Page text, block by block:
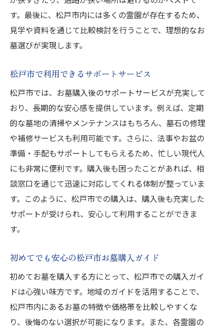
す。最後に、松戸市内には多くの霊園が存在するため、
見学や資料を通じて比較検討を行うことで、理想的なお
墓選びが実現します。
松戸市で利用できるサポートサービス
松戸市では、お墓購入後のサポートサービスが充実して
おり、長期的な安心感を提供しています。例えば、定期
的な墓地の清掃やメンテナンスはもちろん、墓石の修理
や補修サービスも利用可能です。さらに、法事やお盆の
準備・手配もサポートしてもらえるため、忙しい現代人
にも非常に便利です。購入後も困ったことがあれば、相
談窓口を通じて迅速に対応してくれる体制が整っていま
す。このように、松戸市での購入は、購入後も充実した
サポートが受けられ、安心して利用することができま
す。
初めてでも安心の松戸市お墓購入ガイド
初めてお墓を購入する方にとって、松戸市での購入ガイ
ドは心強い味方です。地域のガイドを活用することで、
松戸市内にあるお墓の特徴や価格帯を比較しやすくな
り、後悔のない選択が可能になります。また、各霊園の